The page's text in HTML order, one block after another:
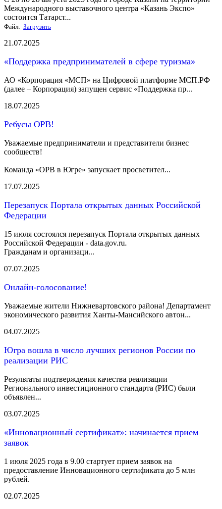
Международного выставочного центра «Казань Экспо»
состоится Татарст...
Файл: Загрузить
21.07.2025
«Поддержка предпринимателей в сфере туризма»
АО «Корпорация «МСП» на Цифровой платформе МСП.РФ
(далее – Корпорация) запущен сервис «Поддержка пр...
18.07.2025
Ребусы ОРВ!
Уважаемые предприниматели и представители бизнес
сообществ!
Команда «ОРВ в Югре» запускает просветител...
17.07.2025
Перезапуск Портала открытых данных Российской
Федерации
15 июля состоялся перезапуск Портала открытых данных
Российской Федерации - data.gov.ru.
Гражданам и организаци...
07.07.2025
Онлайн-голосование!
Уважаемые жители Нижневартовского района! Департамент
экономического развития Ханты-Мансийского автон...
04.07.2025
Югра вошла в число лучших регионов России по
реализации РИС
Результаты подтверждения качества реализации
Регионального инвестиционного стандарта (РИС) были
объявлен...
03.07.2025
«Инновационный сертификат»: начинается прием
заявок
1 июля 2025 года в 9.00 стартует прием заявок на
предоставление Инновационного сертификата до 5 млн
рублей.
02.07.2025